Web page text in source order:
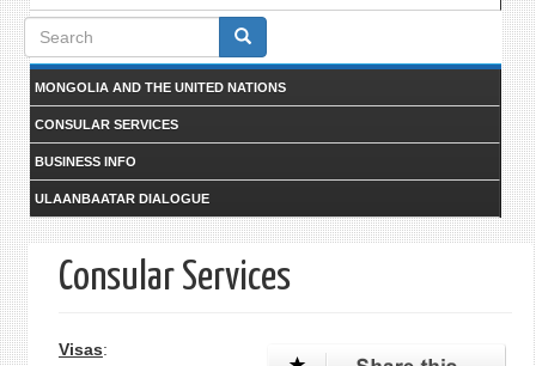
Search
form
MONGOLIA AND THE UNITED NATIONS
CONSULAR SERVICES
BUSINESS INFO
ULAANBAATAR DIALOGUE
Consular Services
Visas: